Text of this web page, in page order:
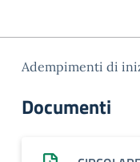
Adempimenti di
Documenti